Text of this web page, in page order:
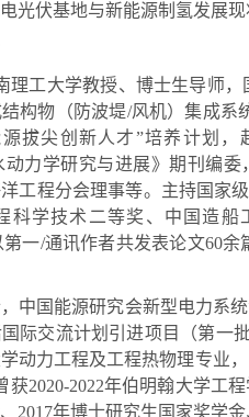
光伏基地与新能源制氢发展
理工大学教授、博士生导师
构物（防波堤/风机）集成系
拔尖创新人才”培养计划
动力学研究与进展》期刊编委
工程分会理事等。主持国家
科学技术二等奖、中国造
第一/通讯作者共发表论文60余
中国能源研究会新型电力系
际交流计划引进项目（第一
动力工程及工程热物理专业
获2020-2022年伯明翰大学工
2017年博士研究生国家奖学金